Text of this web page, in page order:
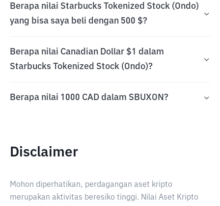
Berapa nilai Starbucks Tokenized Stock (Ondo)
yang bisa saya beli dengan 500 $?
Berapa nilai Canadian Dollar $1 dalam
Starbucks Tokenized Stock (Ondo)?
Berapa nilai 1000 CAD dalam SBUXON?
Disclaimer
Mohon diperhatikan, perdagangan aset kripto
merupakan aktivitas beresiko tinggi. Nilai Aset Kripto